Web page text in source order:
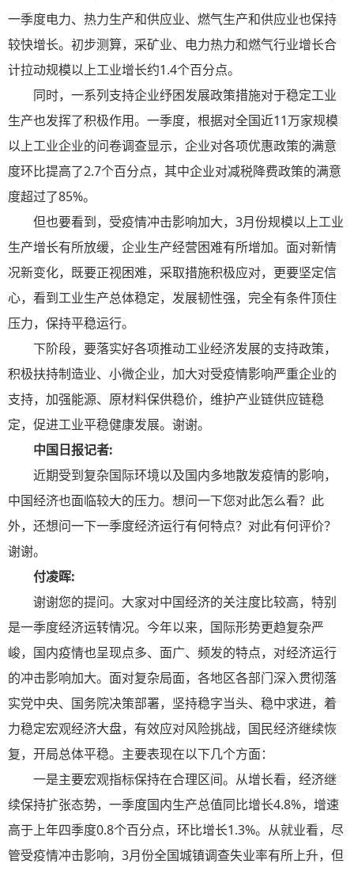
一季度电力、热力生产和供应业、燃气生产和供应业也保持
较快增长。初步测算，采矿业、电力热力和燃气行业增长合
计拉动规模以上工业增长约1.4个百分点。
同时，一系列支持企业纾困发展政策措施对于稳定工业
生产也发挥了积极作用。一季度，根据对全国近11万家规模
以上工业企业的问卷调查显示，企业对各项优惠政策的满意
度环比提高了2.7个百分点，其中企业对减税降费政策的满意
度超过了85%。
但也要看到，受疫情冲击影响加大，3月份规模以上工业
生产增长有所放缓，企业生产经营困难有所增加。面对新情
况新变化，既要正视困难，采取措施积极应对，更要坚定信
心，看到工业生产总体稳定，发展韧性强，完全有条件顶住
压力，保持平稳运行。
下阶段，要落实好各项推动工业经济发展的支持政策，
积极扶持制造业、小微企业，加大对受疫情影响严重企业的
支持，加强能源、原材料保供稳价，维护产业链供应链稳
定，促进工业平稳健康发展。谢谢。
中国日报记者:
近期受到复杂国际环境以及国内多地散发疫情的影响，
中国经济也面临较大的压力。想问一下您对此怎么看？此
外，还想问一下一季度经济运行有何特点？对此有何评价？
谢谢。
付凌晖:
谢谢您的提问。大家对中国经济的关注度比较高，特别
是一季度经济运转情况。今年以来，国际形势更趋复杂严
峻，国内疫情也呈现点多、面广、频发的特点，对经济运行
的冲击影响加大。面对复杂局面，各地区各部门深入贯彻落
实党中央、国务院决策部署，坚持稳字当头、稳中求进，着
力稳定宏观经济大盘，有效应对风险挑战，国民经济继续恢
复，开局总体平稳。主要表现在以下几个方面：
一是主要宏观指标保持在合理区间。从增长看，经济继
续保持扩张态势，一季度国内生产总值同比增长4.8%，增速
高于上年四季度0.8个百分点，环比增长1.3%。从就业看，尽
管受疫情冲击影响，3月份全国城镇调查失业率有所上升，但